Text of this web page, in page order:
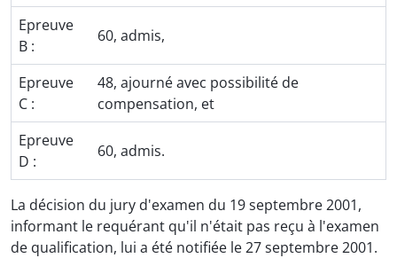
Epreuve
B :
60, admis,
Epreuve
C :
48, ajourné avec possibilité de
compensation, et
Epreuve
D :
60, admis.
La décision du jury d'examen du 19 septembre 2001,
informant le requérant qu'il n'était pas reçu à l'examen
de qualification, lui a été notifiée le 27 septembre 2001.